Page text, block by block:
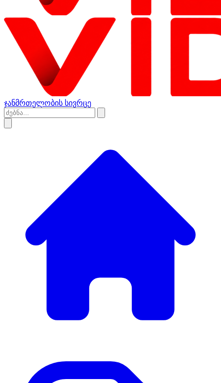
ჯანმრთელობის სივრცე